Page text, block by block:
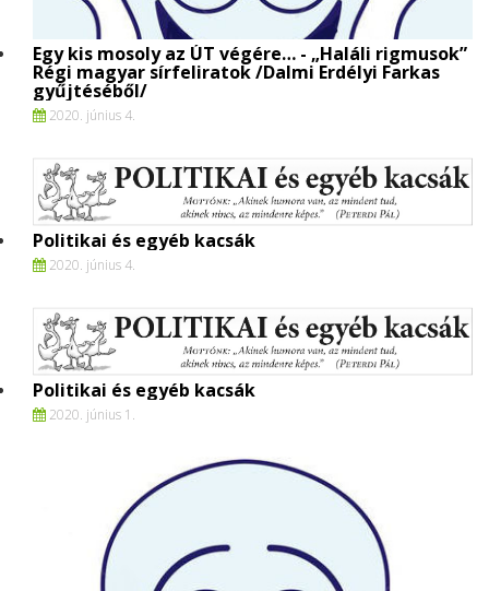
Egy kis mosoly az ÚT végére… - „Haláli rigmusok”
Régi magyar sírfeliratok /Dalmi Erdélyi Farkas
gyűjtéséből/
2020. június 4.
Politikai és egyéb kacsák
2020. június 4.
Politikai és egyéb kacsák
2020. június 1.